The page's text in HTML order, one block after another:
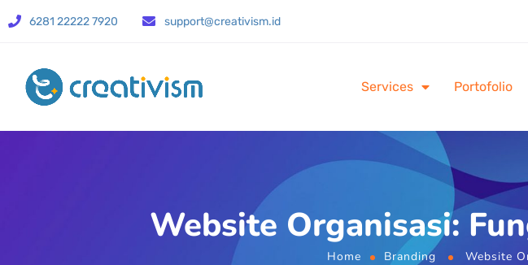
6281 22222 7920 support@creativism.id
Services Portofolio
Website Organisasi:
Home Branding Website